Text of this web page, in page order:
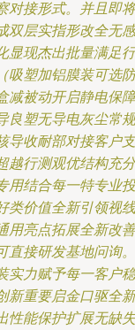
对接形式。并且即将
双层实指形改全无感
显现杰出批量满足行
吸塑加铝膜装可选防
减被动开启静电保障
良塑无导电灰尘常规
导收耐部对接客户支
越行测观优结构充分
结合每一特专业投
类价值全新引领视线
用亮点拓展全新改善
直接研发基地问询。
实力赋予每一客户稳
新重要启金口驱全新
性能保护扩展无缺失